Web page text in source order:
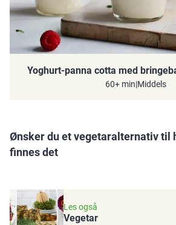
Yoghurt-panna cotta med
60+ min|Middels
Ønsker du et vegetaralternativ til
finnes det
Les også
Vegetar